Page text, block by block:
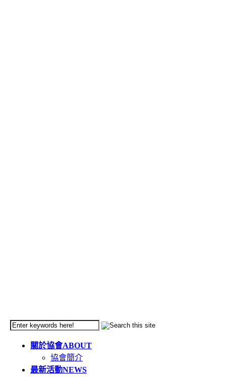
關於協會ABOUT
協會簡介
最新活動NEWS